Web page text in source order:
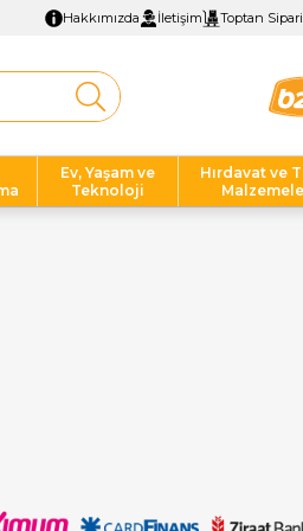
Hakkımızda İletişim Toptan
Ev, Yaşam ve
Teknoloji
Hırdavat ve